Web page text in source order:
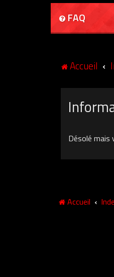
FAQ
Accueil
Désolé mais
Accueil